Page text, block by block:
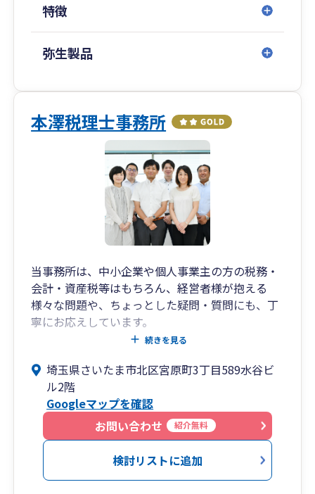
特徴
弥生製品
本澤税理士事務所
当事務所は、中小企業や個人事業主の方の税務・
会計・資産税等はもちろん、経営者様が抱える
様々な問題や、ちょっとした疑問・質問にも、丁
寧にお応えしています。
ZOOMやSNSによる相談にも対応しております。
税務以外のお悩みもお気軽にご相談ください。
続きを見る
埼玉県さいたま市北区宮原町3丁目589水谷ビ
ル2階
Googleマップを確認
お問い合わせ
紹介無料
検討リストに追加